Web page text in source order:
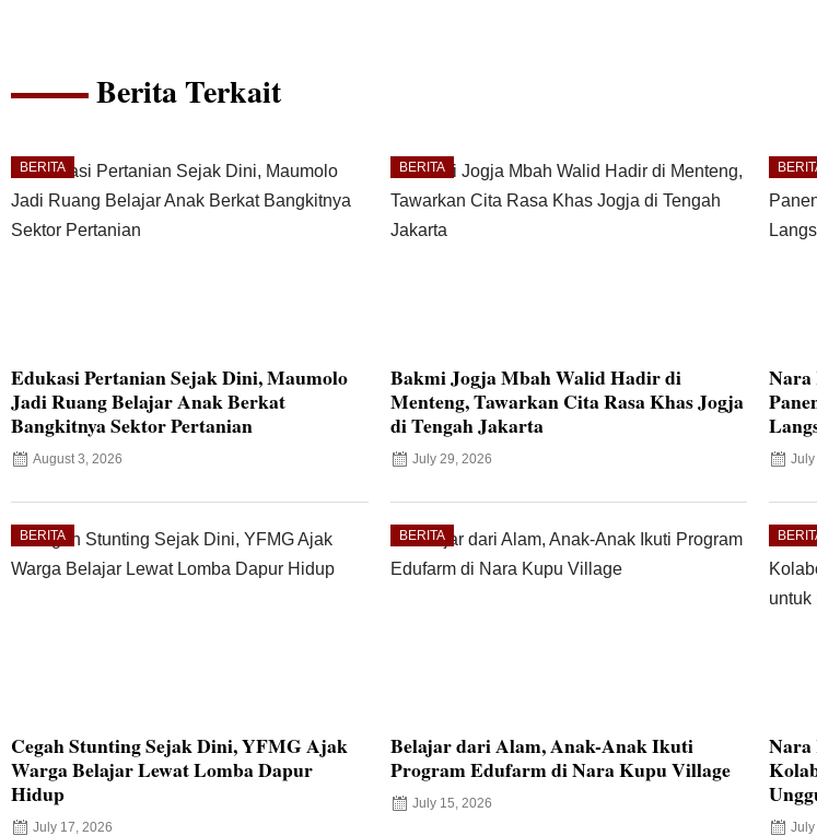
Berita Terkait
BERITA
Edukasi Pertanian Sejak Dini, Maumolo
Jadi Ruang Belajar Anak Berkat
Bangkitnya Sektor Pertanian
August 3, 2026
BERITA
Bakmi Jogja Mbah Walid Hadir di
Menteng, Tawarkan Cita Rasa Khas Jogja
di Tengah Jakarta
July 29, 2026
BERITA
Cegah Stunting Sejak Dini, YFMG Ajak
Warga Belajar Lewat Lomba Dapur
Hidup
July 17, 2026
BERITA
Belajar dari Alam, Anak-Anak Ikuti
Program Edufarm di Nara Kupu Village
July 15, 2026
Nara